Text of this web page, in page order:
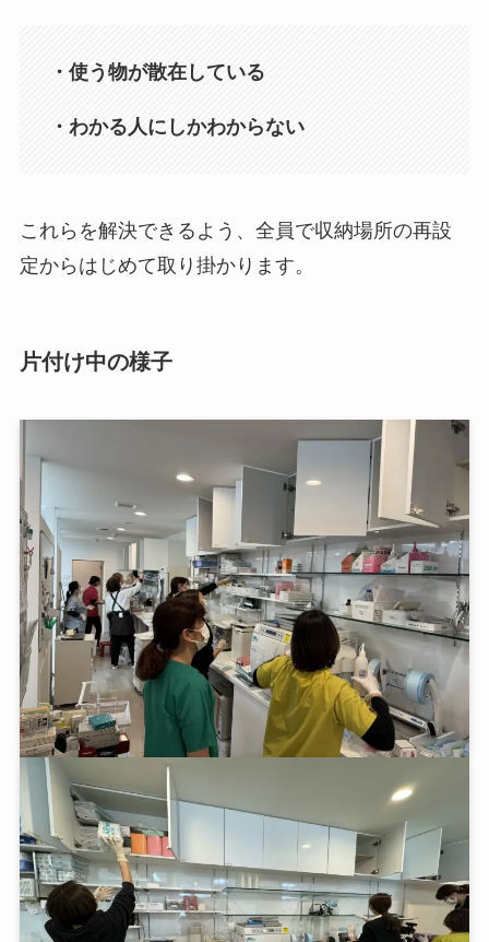
・使う物が散在している
・わかる人にしかわからない
これらを解決できるよう、全員で収納場所の再設
定からはじめて取り掛かります。
片付け中の様子